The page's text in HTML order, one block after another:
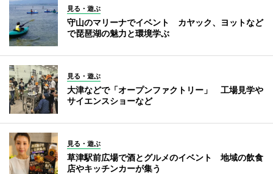
見る・遊ぶ
守山のマリーナでイベント カヤック、ヨットなど
で琵琶湖の魅力と環境学ぶ
見る・遊ぶ
大津などで「オープンファクトリー」 工場見学や
サイエンスショーなど
見る・遊ぶ
草津駅前広場で酒とグルメのイベント 地域の飲食
店やキッチンカーが集う